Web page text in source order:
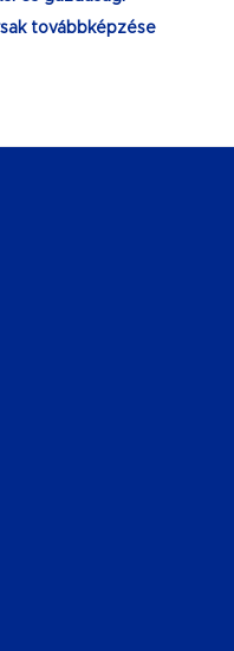
továbbképzése